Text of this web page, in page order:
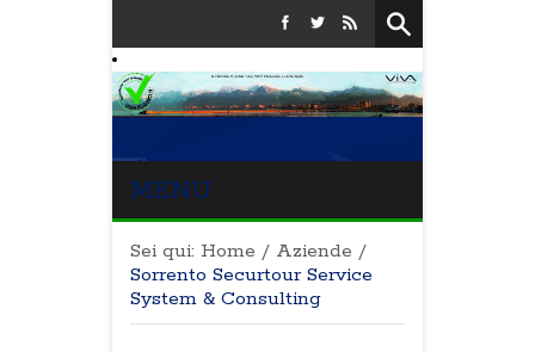
MENU
Sei qui: Home / Aziende /
Sorrento Securtour Service
System & Consulting